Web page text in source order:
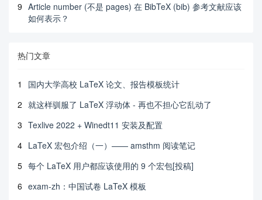
9 Article number (不是 pages) 在 BibTeX (bib) 参考文献应该
如何表示？
热门文章
1
国内大学高校 LaTeX 论文、报告模板统计
2 就这样驯服了 LaTeX 浮动体 - 再也不担心它乱动了
3 Texlive 2022 + Winedt11 安装及配置
4 LaTeX 宏包介绍（一）—— amsthm 阅读笔记
5 每个 LaTeX 用户都应该使用的 9 个宏包[投稿]
6 exam-zh：中国试卷 LaTeX 模板